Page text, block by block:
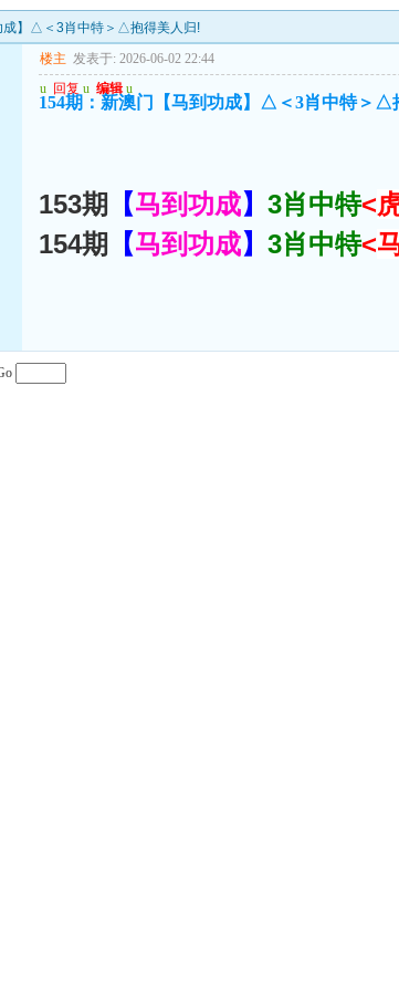
成】△＜3肖中特＞△抱得美人归!
楼主 发表于: 2026-06-02 22:44
u 回复 u 编辑 u
154期：新澳门【马到功成】△＜3肖中特＞△
153期 【马到功成】3肖中特<
154期
【马到功成】3肖中特<